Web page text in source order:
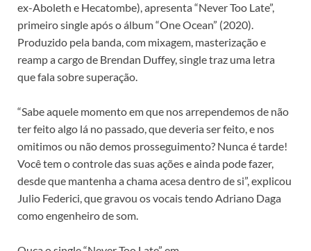
ex-Aboleth e Hecatombe), apresenta “Never Too Late”,
primeiro single após o álbum “One Ocean” (2020).
Produzido pela banda, com mixagem, masterização e
reamp a cargo de Brendan Duffey, single traz uma letra
que fala sobre superação.
“Sabe aquele momento em que nos arrependemos de não
ter feito algo lá no passado, que deveria ser feito, e nos
omitimos ou não demos prosseguimento? Nunca é tarde!
Você tem o controle das suas ações e ainda pode fazer,
desde que mantenha a chama acesa dentro de si”, explicou
Julio Federici, que gravou os vocais tendo Adriano Daga
como engenheiro de som.